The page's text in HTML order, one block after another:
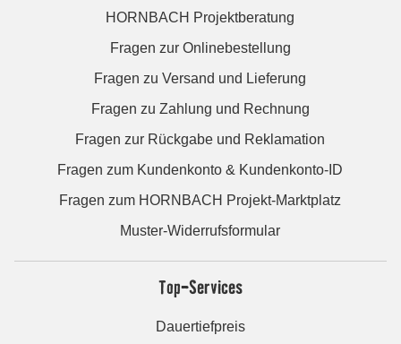
HORNBACH Projektberatung
Fragen zur Onlinebestellung
Fragen zu Versand und Lieferung
Fragen zu Zahlung und Rechnung
Fragen zur Rückgabe und Reklamation
Fragen zum Kundenkonto & Kundenkonto-ID
Fragen zum HORNBACH Projekt-Marktplatz
Muster-Widerrufsformular
Top-Services
Dauertiefpreis